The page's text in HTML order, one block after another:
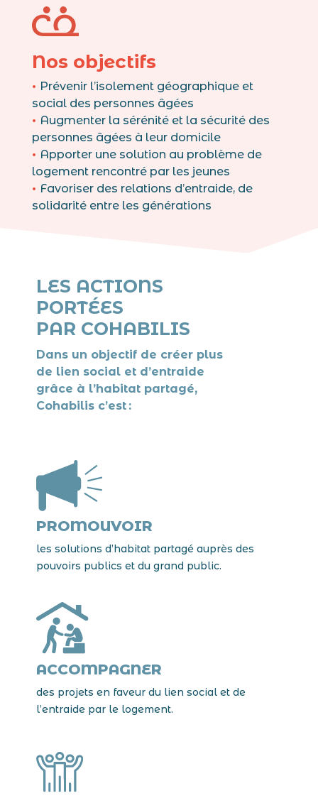
Nos objectifs
• Prévenir l’isolement géographique et
social des personnes âgées
• Augmenter la sérénité et la sécurité des
personnes âgées à leur domicile
• Apporter une solution au problème de
logement rencontré par les jeunes
• Favoriser des relations d’entraide, de
solidarité entre les générations
LES ACTIONS
PORTÉES
PAR COHABILIS
Dans un objectif de créer plus
de lien social et d’entraide
grâce à l’habitat partagé,
Cohabilis c’est :
PROMOUVOIR
les solutions d’habitat partagé auprès des
pouvoirs publics et du grand public.
ACCOMPAGNER
des projets en faveur du lien social et de
l’entraide par le logement.